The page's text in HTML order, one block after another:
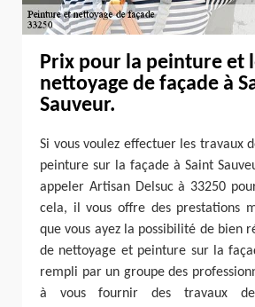
Prix pour la peinture et
nettoyage de façade à
Sauveur.
Si vous voulez effectuer les travaux
peinture sur la façade à Saint
appeler Artisan Delsuc à 33250
cela, il vous offre des prestations
que vous ayez la possibilité de bien
de nettoyage et peinture sur la
rempli par un groupe des
à vous fournir des travaux